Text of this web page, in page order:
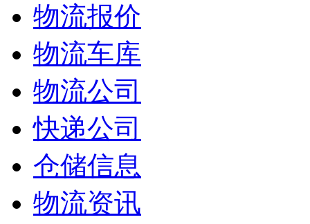
物流报价
物流车库
物流公司
快递公司
仓储信息
物流资讯